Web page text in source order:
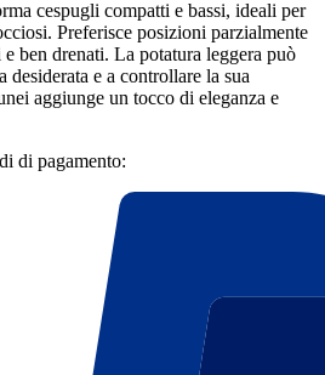
cespugli compatti e bassi, ideali per
Preferisce posizioni parzialmente
ben drenati. La potatura leggera può
desiderata e a controllare la sua
aggiunge un tocco di eleganza e
di pagamento: